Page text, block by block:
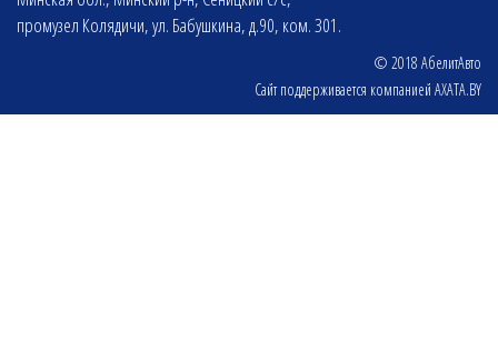
промузел Колядичи, ул. Бабушкина, д.90, ком. 301.
© 2018 АбелитАвто
Сайт поддерживается компанией AXATA.BY